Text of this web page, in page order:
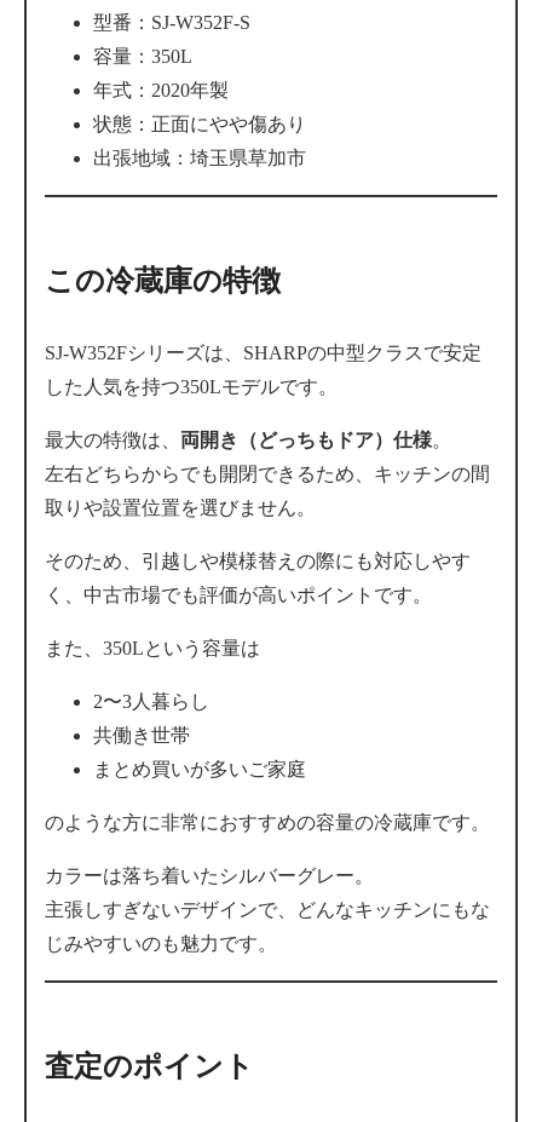
型番：SJ-W352F-S
容量：350L
年式：2020年製
状態：正面にやや傷あり
出張地域：埼玉県草加市
この冷蔵庫の特徴
SJ-W352Fシリーズは、SHARPの中型クラスで安定
した人気を持つ350Lモデルです。
最大の特徴は、 両開き（どっちもドア）仕様。
左右どちらからでも開閉できるため、キッチンの間
取りや設置位置を選びません。
そのため、引越しや模様替えの際にも対応しやす
く、中古市場でも評価が高いポイントです。
また、350Lという容量は
2〜3人暮らし
共働き世帯
まとめ買いが多いご家庭
のような方に非常におすすめの容量の冷蔵庫です。
カラーは落ち着いたシルバーグレー。
主張しすぎないデザインで、どんなキッチンにもな
じみやすいのも魅力です。
査定のポイント